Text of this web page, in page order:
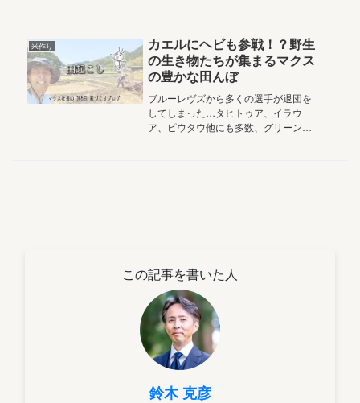
なに違うんですよというお話です
2026...
米作り
カエルにヘビも参戦！？野生
の生き物たちが集まるマクス
の豊かな田んぼ
ブルーレヴズから多くの選手が退団を
してしまった…タヒトゥア、イラウ
ア、ピウタウ他にも多数、グリーンも
この記事を書いた人
鈴木 克彦